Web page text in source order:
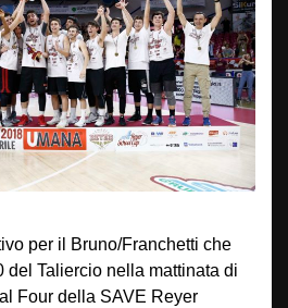
per il Bruno/Franchetti che
del Taliercio nella mattinata di
Four della SAVE Reyer